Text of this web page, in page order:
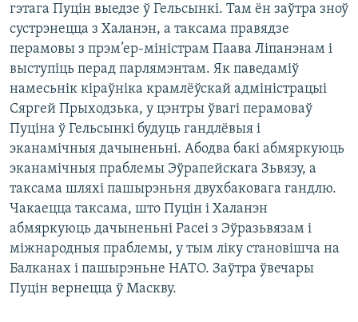
гэтага Пуцін выедзе ў Гельсынкі. Там ён заўтра зноў
сустрэнецца з Халанэн, а таксама правядзе
перамовы з прэм’ер-міністрам Паава Ліпанэнам і
выступіць перад парлямэнтам. Як паведаміў
намесьнік кіраўніка крамлёўскай адміністрацыі
Сяргей Прыходзька, у цэнтры ўвагі перамоваў
Пуціна ў Гельсынкі будуць гандлёвыя і
эканамічныя дачыненьні. Абодва бакі абмяркуюць
эканамічныя праблемы Эўрапейскага Зьвязу, а
таксама шляхі пашырэньня двухбаковага гандлю.
Чакаецца таксама, што Пуцін і Халанэн
абмяркуюць дачыненьні Расеі з Эўразьвязам і
міжнародныя праблемы, у тым ліку становішча на
Балканах і пашырэньне НАТО. Заўтра ўвечары
Пуцін вернецца ў Маскву.